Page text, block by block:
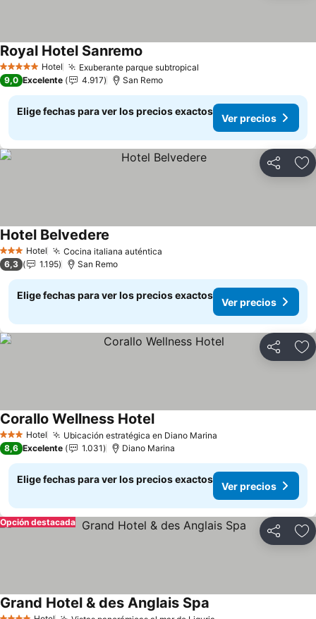
5 Estrellas Hotel Exuberante parque subtropical
Royal Hotel Sanremo
9,0 Excelente 4.917 San Remo
Elige fechas para ver los precios exactos
Ver precios
Compartir
3 Estrellas
Hotel Cocina italiana auténtica
Hotel Belvedere
6,3 1.195 San Remo
Elige fechas para ver los precios exactos
Ver precios
Compartir
3 Estrellas
Hotel Ubicación estratégica en Diano Marina
Corallo Wellness Hotel
8,6 Excelente 1.031 Diano Marina
Elige fechas para ver los precios exactos
Ver precios
Compartir
Opción destacada
Grand Hotel & des Anglais Spa